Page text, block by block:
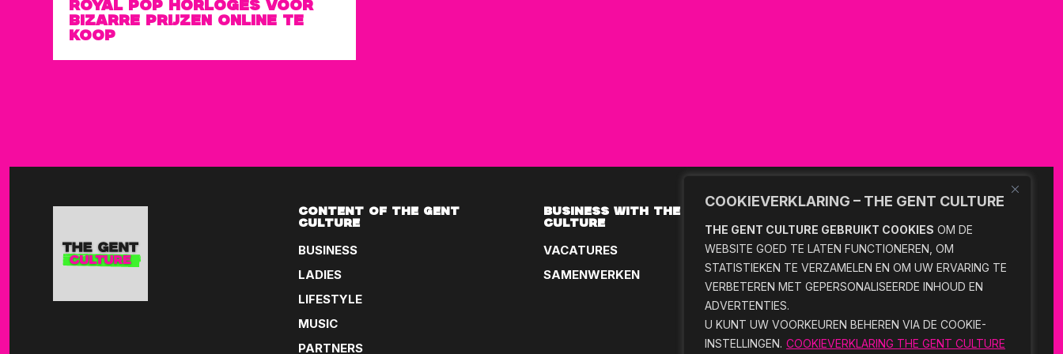
COOKIEVERKLARING – THE GENT CULTURE
THE GENT CULTURE GEBRUIKT COOKIES OM DE
WEBSITE GOED TE LATEN FUNCTIONEREN, OM
STATISTIEKEN TE VERZAMELEN EN OM UW ERVARING TE
VERBETEREN MET GEPERSONALISEERDE INHOUD EN
ADVERTENTIES.
U KUNT UW VOORKEUREN BEHEREN VIA DE COOKIE-
INSTELLINGEN. COOKIEVERKLARING THE GENT CULTURE
ROYAL POP HORLOGES VOOR
BIZARRE PRIJZEN ONLINE TE
KOOP
CONTENT OF THE GENT
CULTURE
BUSINESS
LADIES
LIFESTYLE
MUSIC
PARTNERS
BUSINESS WITH THE GENT
CULTURE
VACATURES
SAMENWERKEN
ABOUT THE GENT CULTURE
COLOFON
CONTACT